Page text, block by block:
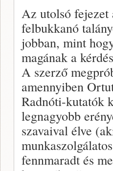
Az utolsó fejezet
felbukkanó
jobban, mint
magának a
A szerző
amennyiben
Radnóti-kutatók
legnagyobb
szavaival élve
fennmaradt és